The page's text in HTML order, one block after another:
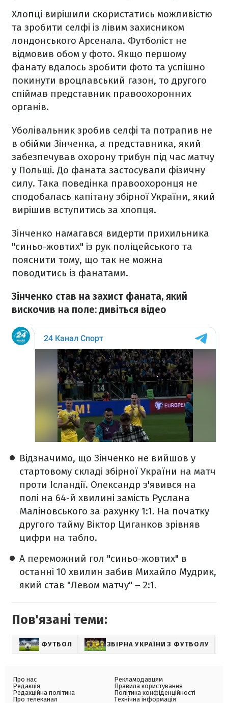
Хлопці вирішили скористатись можливістю
та зробити селфі із лівим захисником
лондонського Арсенала. Футболіст не
відмовив обом у фото. Якщо першому
фанату вдалось зробити фото та успішно
покинути вроцлавський газон, то другого
спіймав представник правоохоронних
органів.
Уболівальник зробив селфі та потрапив не
в обійми Зінченка, а представника, який
забезпечував охорону трибун під час матчу
у Польщі. До фаната застосували фізичну
силу. Така поведінка правоохоронця не
сподобалась капітану збірної України, який
вирішив вступитись за хлопця.
Зінченко намагався видерти прихильника
"синьо-жовтих" із рук поліцейського та
пояснити тому, що так не можна
поводитись із фанатами.
Зінченко став на захист фаната, який
вискочив на поле: дивіться відео
Відзначимо, що Зінченко не вийшов у
стартовому складі збірної України на матч
проти Ісландії. Олександр з'явився на
полі на 64-й хвилині замість Руслана
Маліновського за рахунку 1:1. На початку
другого тайму Віктор Циганков зрівняв
цифри на табло.
А переможний гол "синьо-жовтих" в
останні 10 хвилин забив Михайло Мудрик,
який став "Левом матчу" – 2:1.
Пов'язані теми:
ФУТБОЛ ЗБІРНА УКРАЇНИ З ФУТБОЛУ
Про нас
Редакція
Редакційна політика
Про телеканал
Рекламодавцям
Правила користування
Політика конфіденційності
Технічна інформація